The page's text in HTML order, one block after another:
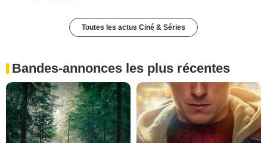
Toutes les actus Ciné & Séries
Bandes-annonces les plus récentes